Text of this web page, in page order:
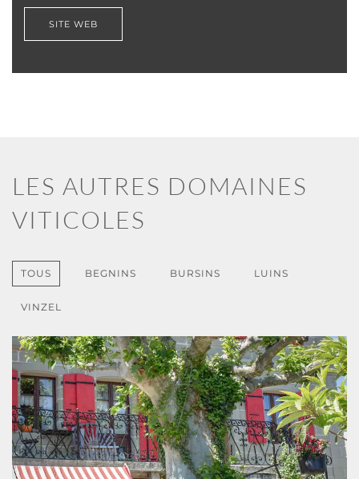
SITE WEB
LES AUTRES DOMAINES
VITICOLES
TOUS BEGNINS BURSINS LUINS
VINZEL